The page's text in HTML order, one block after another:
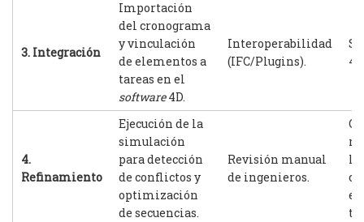
3. Integración
Importación
del cronograma
y vinculación
de elementos a
tareas en el
software4D.
Interoperabilidad
(IFC/Plugins).
4.
Refinamiento
Ejecución de la
simulación
para detección
de conflictos y
optimización
de secuencias.
Revisión manual
de ingenieros.